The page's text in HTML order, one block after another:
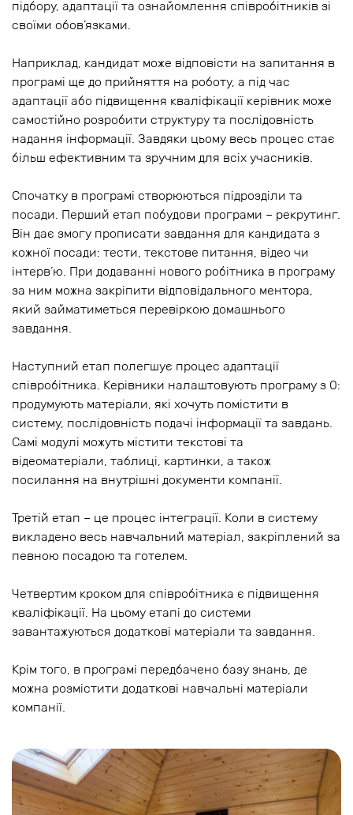
підбору, адаптації та ознайомлення співробітників зі
своїми обов’язками.
Наприклад, кандидат може відповісти на запитання в
програмі ще до прийняття на роботу, а під час
адаптації або підвищення кваліфікації керівник може
самостійно розробити структуру та послідовність
надання інформації. Завдяки цьому весь процес стає
більш ефективним та зручним для всіх учасників.
Спочатку в програмі створюються підрозділи та
посади. Перший етап побудови програми – рекрутинг.
Він дає змогу прописати завдання для кандидата з
кожної посади: тести, текстове питання, відео чи
інтерв’ю. При додаванні нового робітника в програму
за ним можна закріпити відповідального ментора,
який займатиметься перевіркою домашнього
завдання.
Наступний етап полегшує процес адаптації
співробітника. Керівники налаштовують програму з 0:
продумують матеріали, які хочуть помістити в
систему, послідовність подачі інформації та завдань.
Самі модулі можуть містити текстові та
відеоматеріали, таблиці, картинки, а також
посилання на внутрішні документи компанії.
Третій етап – це процес інтеграції. Коли в систему
викладено весь навчальний матеріал, закріплений за
певною посадою та готелем.
Четвертим кроком для співробітника є підвищення
кваліфікації. На цьому етапі до системи
завантажуються додаткові матеріали та завдання.
Крім того, в програмі передбачено базу знань, де
можна розмістити додаткові навчальні матеріали
компанії.